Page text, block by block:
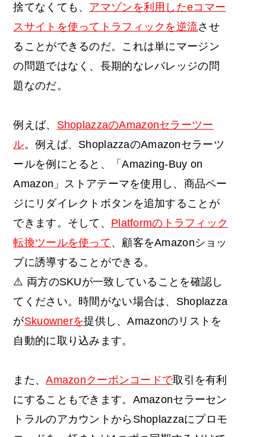
捨てなくても、 アマゾンを利用したeコマー
スサイトを使ってトラフィックを逆流させ
ることができるのだ。これは単にマージン
の問題ではなく、長期的なレバレッジの問
題なのだ。
例えば、 ShoplazzaのAmazonセラーツー
ル。例えば、ShoplazzaのAmazonセラーツ
ールを例にとると、「Amazing-Buy on
Amazon」ストアテーマを使用し、商品ペー
ジにリダイレクトボタンを追加することが
できます。そして、 Platformのトラフィック
転換ツールを使って 、顧客をAmazonショッ
プに誘導することができる。
⚠️ 両方のSKUが一致していることを確認し
てください。時間がない場合は、Shoplazza
がSkuownerを提供し、Amazonのリストを
自動的に取り込みます。
また、Amazonクーポンコードで取引を有利
にすることもできます。Amazonセラーセン
トラルのアカウントからShoplazzaにプロモ